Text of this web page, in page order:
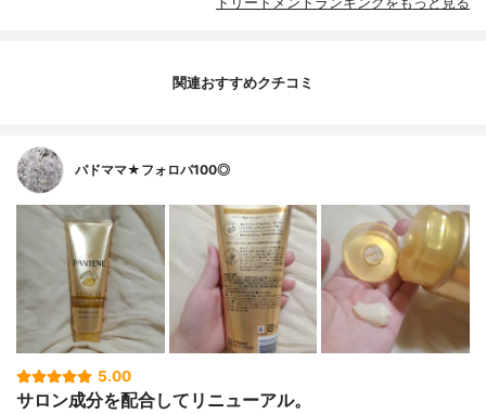
関連おすすめクチコミ
バドママ★フォロバ100◎
5.00
サロン成分を配合してリニューアル。